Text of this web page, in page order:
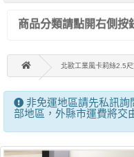
商品分類請點開右側按
北歐工業風卡莉絲2.5
非免運地區請先私訊
部地區，外縣市運費將交